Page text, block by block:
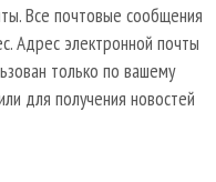
Все почтовые сообщения
Адрес электронной почты
только по вашему
для получения новостей